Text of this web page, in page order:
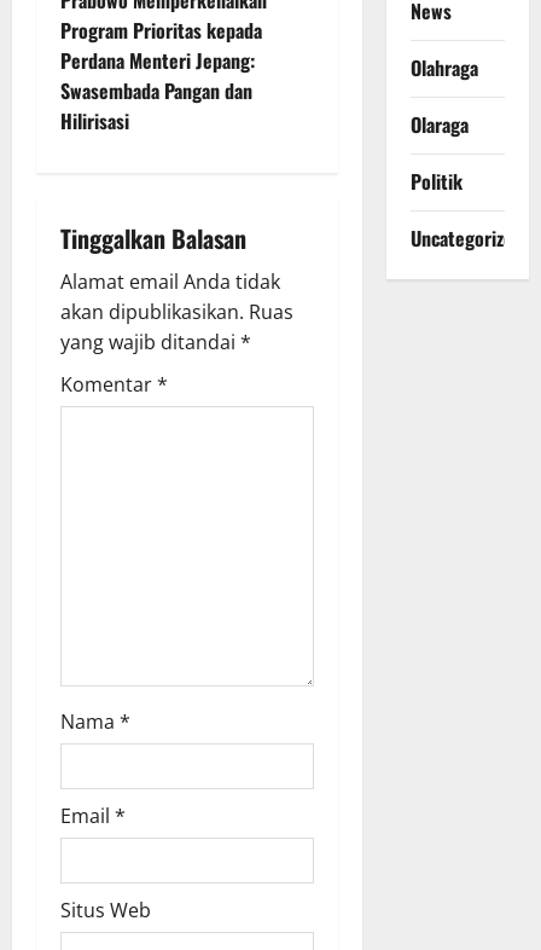
n
a
g
a
t
i
Program Prioritas kepada
Perdana Menteri Jepang:
Swasembada Pangan dan
Hilirisasi
Tinggalkan Balasan
Alamat email Anda tidak
akan dipublikasikan. Ruas
yang wajib ditandai *
Komentar*
Nama *
Email *
Situs Web
News
Olahraga
Olaraga
Politik
Uncategorized